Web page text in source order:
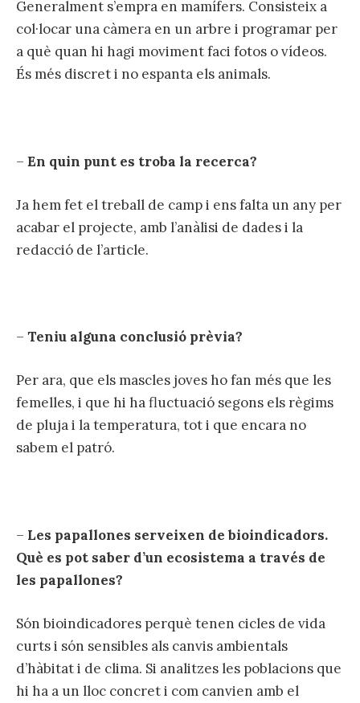
Generalment s’empra en mamífers. Consisteix a
col·locar una càmera en un arbre i programar per
a què quan hi hagi moviment faci fotos o vídeos.
És més discret i no espanta els animals.
– En quin punt es troba la recerca?
Ja hem fet el treball de camp i ens falta un any per
acabar el projecte, amb l’anàlisi de dades i la
redacció de l’article.
– Teniu alguna conclusió prèvia?
Per ara, que els mascles joves ho fan més que les
femelles, i que hi ha fluctuació segons els règims
de pluja i la temperatura, tot i que encara no
sabem el patró.
– Les papallones serveixen de bioindicadors.
Què es pot saber d’un ecosistema a través de
les papallones?
Són bioindicadores perquè tenen cicles de vida
curts i són sensibles als canvis ambientals
d’hàbitat i de clima. Si analitzes les poblacions que
hi ha a un lloc concret i com canvien amb el